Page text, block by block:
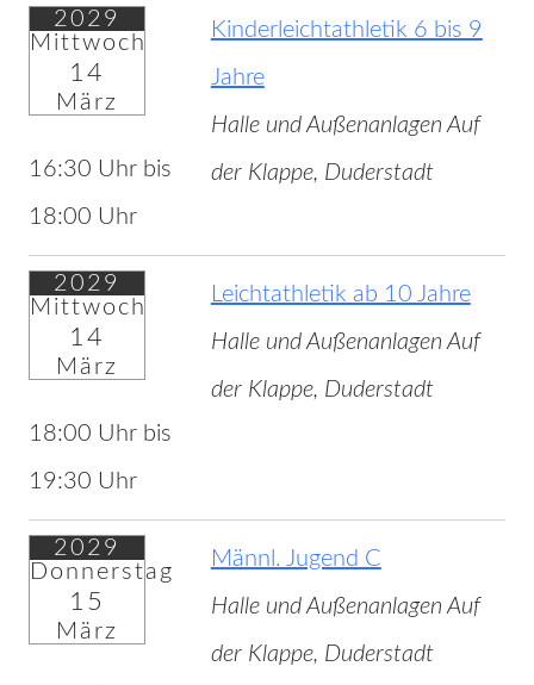
2029
Mittwoch
14
März
16:30 Uhr bis
18:00 Uhr
Kinderleichtathletik 6 bis 9
Jahre
Halle und Außenanlagen Auf
der Klappe, Duderstadt
2029
Mittwoch
14
März
18:00 Uhr bis
19:30 Uhr
Leichtathletik ab 10 Jahre
Halle und Außenanlagen Auf
der Klappe, Duderstadt
2029
Donnerstag
15
März
Männl. Jugend C
Halle und Außenanlagen Auf
der Klappe, Duderstadt